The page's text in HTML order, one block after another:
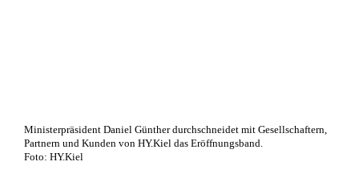
Ministerpräsident Daniel Günther durchschneidet mit Gesellschaftern,
Partnern und Kunden von HY.Kiel das Eröffnungsband.
Foto: HY.Kiel